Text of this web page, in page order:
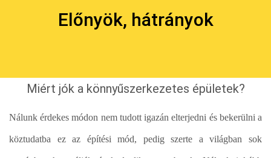
Előnyök, hátrányok
Miért jók a könnyűszerkezetes épületek?
Nálunk érdekes módon nem tudott igazán elterjedni és bekerülni a
köztudatba ez az építési mód, pedig szerte a világban sok